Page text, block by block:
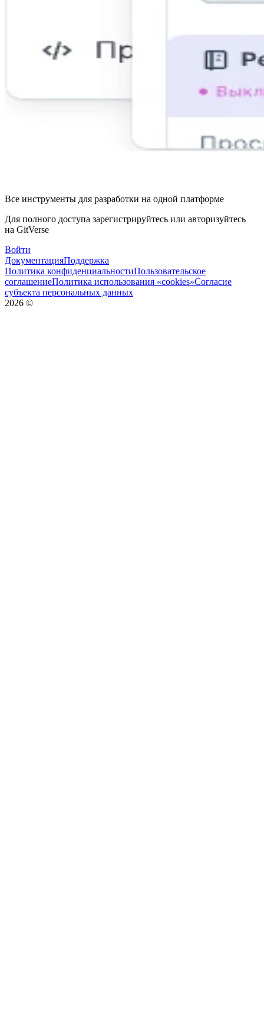
Все инструменты для разработки на одной платформе
Для полного доступа зарегистрируйтесь или авторизуйтесь
на GitVerse
Войти
ДокументацияПоддержка
Политика конфиденциальностиПользовательское
соглашениеПолитика использования «cookies»Согласие
субъекта персональных данных
2026 ©